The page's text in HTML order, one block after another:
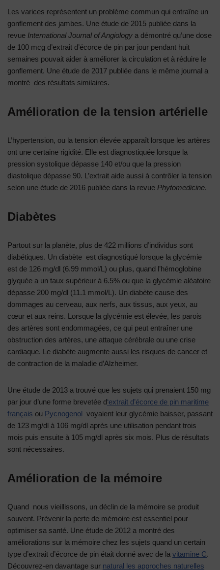
Les varices représentent un problème commun qui entraîne un
gonflement des jambes. Une étude de 2015 publiée dans la
revue International Journal of Angiology a démontré qu’une dose
de 100 mcg d’extrait d’écorce de pin par jour pendant huit
semaines pouvait aider à améliorer la circulation et à réduire le
gonflement. Une étude de 2017 publiée dans le même journal a
montré des résultats similaires.
Amélioration de la tension artérielle
L’hypertension, ou la tension élevée apparaît lorsque les artères
ont une certaine rigidité. Elle est diagnostiquée lorsque la
pression systolique dépasse 140 et/ou que la pression
diastolique dépasse 90. L’extrait aide aussi à contrôler la tension
selon une étude de 2016 publiée dans la revue Phytomedicine.
Diabètes
Partout sur la planète, plus de 422 millions d’individus sont
diabétiques. Un diabète est diagnostiqué lorsque la glycémie
est de 126 mg/dl (6.99 mmol/L) ou plus, quand l’hémoglobine
glyquée a un taux supérieur à 6.5% ou que la glycémie aléatoire
dépasse 200 mg/dl (11.1 mmol/L). Un diabète cause des
dommages au cerveau, aux nerfs, aux tissus, aux yeux, au
cœur et aux reins. Lorsque la glycémie est élevée, les parois
des artères sont endommagées, ce qui peut entraîner une
obstruction des artères, une attaque cérébrale ou une crise
cardiaque. Le diabète augmente aussi les risques de cancer et
de contraction de la maladie d’Alzheimer.
Une étude de 2013 a trouvé que les sujets qui prenaient 150 mg
par jour d’une forme brevetée d‘extrait d’écorce de pin maritime
français ou Pycnogenol voyaient leur glycémie baisser, passant
de 123 mg/dl à 106 mg/dl après une utilisation pendant trois
mois puis ensuite à 105 mg/dl après six mois. Plus de résultats
sont nécessaires.
Amélioration de la mémoire
Quand nous vieillissons, un déclin de la mémoire se produit
souvent. Prévenir la perte de mémoire est essentiel pour
optimiser sa santé. Une étude de 2012 a montré des
améliorations sur la mémoire chez les sujets quand un certain
type d’extrait d’écorce de pin était donné avec de la vitamine C.
Découvrez-en davantage sur natural les approches naturelles